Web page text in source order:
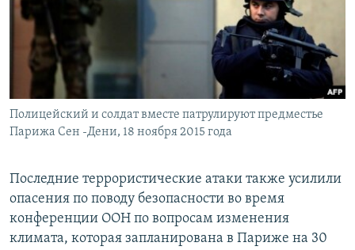
Полицейский и солдат вместе патрулируют предместье
Парижа Сен -Дени, 18 ноября 2015 года
Последние террористические атаки также усилили
опасения по поводу безопасности во время
конференции ООН по вопросам изменения
климата, которая запланирована в Париже на 30